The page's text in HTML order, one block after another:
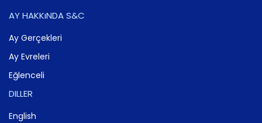
AY HAKKıNDA S&C
Ay Gerçekleri
Ay Evreleri
Eğlenceli
DILLER
English